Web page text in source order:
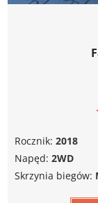
Rocznik: 2018
Napęd: 2WD
Skrzynia biegów: